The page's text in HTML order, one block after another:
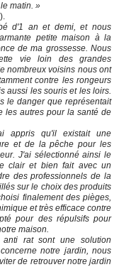
matin. »
d'1 an et demi, et nous
petite maison à la
de ma grossesse. Nous
vie loin des grandes
nombreux voisins nous ont
contre les rongeurs
aussi les souris et les loirs.
le danger que représentait
les autres pour la santé de
appris qu'il existait une
et de la pêche pour les
J'ai sélectionné ainsi le
clair et bien fait avec un
des professionnels de la
sur le choix des produits
finalement des pièges,
et très efficace contre
pour des répulsifs pour
maison.
rat sont une solution
notre jardin, nous
de retrouver notre jardin